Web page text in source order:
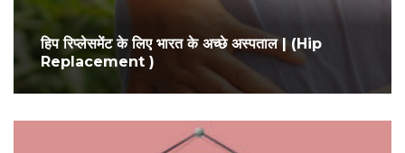
हिप रिप्लेसमेंट के लिए भारत के अच्छे अस्पताल | (Hip
Replacement )